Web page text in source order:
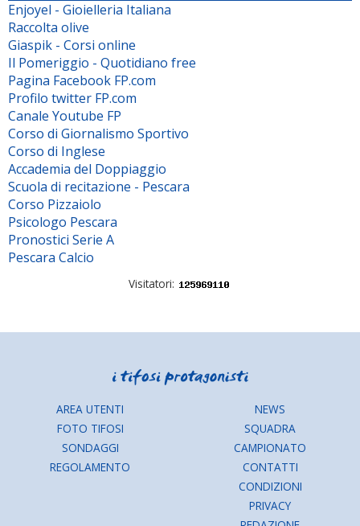
Enjoyel - Gioielleria Italiana
Raccolta olive
Giaspik - Corsi online
Il Pomeriggio - Quotidiano free
Pagina Facebook FP.com
Profilo twitter FP.com
Canale Youtube FP
Corso di Giornalismo Sportivo
Corso di Inglese
Accademia del Doppiaggio
Scuola di recitazione - Pescara
Corso Pizzaiolo
Psicologo Pescara
Pronostici Serie A
Pescara Calcio
Visitatori:
AREA UTENTI
FOTO TIFOSI
SONDAGGI
REGOLAMENTO
NEWS
SQUADRA
CAMPIONATO
CONTATTI
CONDIZIONI
PRIVACY